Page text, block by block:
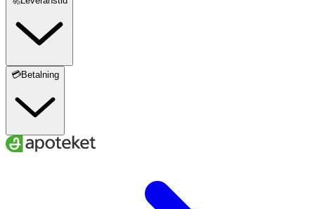
20–23
22–25 34–40
💳Betalning